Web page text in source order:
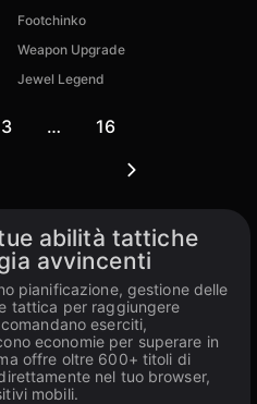
Footchinko
Weapon Upgrade
Jewel Legend
3 … 16
abilità tattiche
avvincenti
pianificazione, gestione delle
tattica per raggiungere
eserciti,
economie per superare in
offre oltre 600+ titoli di
nel tuo browser,
mobili.